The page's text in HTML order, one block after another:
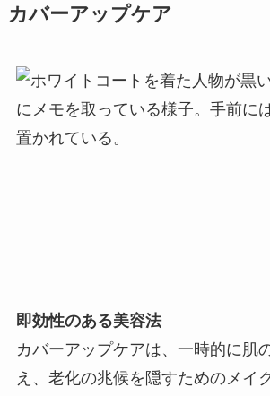
カバーアップケア
即効性のある美容法
カバーアップケアは、一時的に肌
え、老化の兆候を隠すためのメイ